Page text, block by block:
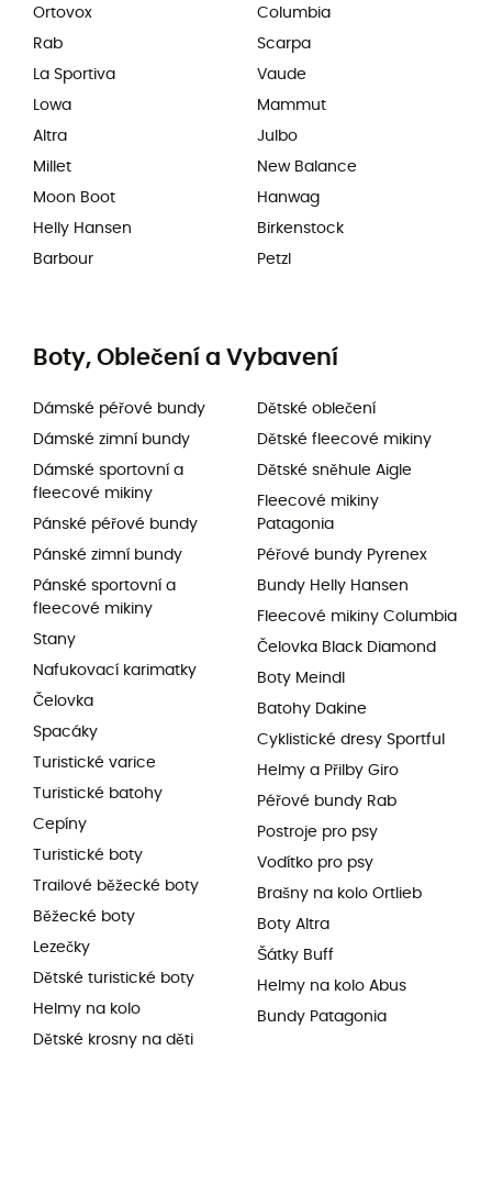
Ortovox
Rab
La Sportiva
Lowa
Altra
Millet
Moon Boot
Helly Hansen
Barbour
Columbia
Scarpa
Vaude
Mammut
Julbo
New Balance
Hanwag
Birkenstock
Petzl
Boty, Oblečení a Vybavení
Dámské péřové bundy
Dámské zimní bundy
Dámské sportovní a
fleecové mikiny
Pánské péřové bundy
Pánské zimní bundy
Pánské sportovní a
fleecové mikiny
Stany
Nafukovací karimatky
Čelovka
Spacáky
Turistické varice
Turistické batohy
Cepíny
Turistické boty
Trailové běžecké boty
Běžecké boty
Lezečky
Dětské turistické boty
Helmy na kolo
Dětské krosny na děti
Dětské oblečení
Dětské fleecové mikiny
Dětské sněhule Aigle
Fleecové mikiny
Patagonia
Péřové bundy Pyrenex
Bundy Helly Hansen
Fleecové mikiny Columbia
Čelovka Black Diamond
Boty Meindl
Batohy Dakine
Cyklistické dresy Sportful
Helmy a Přilby Giro
Péřové bundy Rab
Postroje pro psy
Vodítko pro psy
Brašny na kolo Ortlieb
Boty Altra
Šátky Buff
Helmy na kolo Abus
Bundy Patagonia